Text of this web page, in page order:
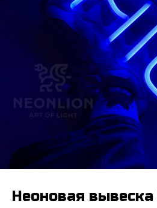
Неоновая